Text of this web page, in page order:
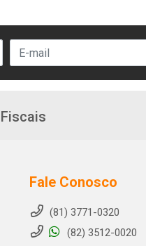
Fale Conosco
(81) 3771-0320
(82) 3512-0020